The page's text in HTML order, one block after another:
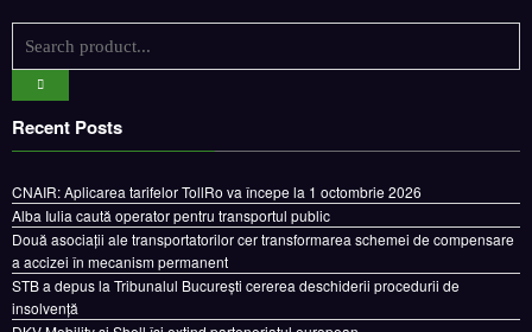
Recent Posts
CNAIR: Aplicarea tarifelor TollRo va începe la 1 octombrie 2026
Alba Iulia caută operator pentru transportul public
Două asociații ale transportatorilor cer transformarea schemei de compensare
a accizei în mecanism permanent
STB a depus la Tribunalul București cererea deschiderii procedurii de
insolvență